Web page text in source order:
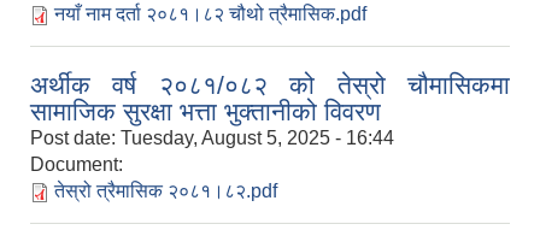
नयाँ नाम दर्ता २०८१।८२ चौथो त्रैमासिक.pdf
अर्थीक वर्ष २०८१/०८२ को तेस्रो चौमासिकमा
सामाजिक सुरक्षा भत्ता भुक्तानीको विवरण
Post date: Tuesday, August 5, 2025 - 16:44
Document:
तेस्रो त्रैमासिक २०८१।८२.pdf